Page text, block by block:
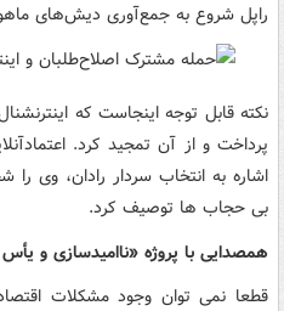
راپل شروع به جمع‌آوری دیش‌های
نکته قابل توجه اینجاست که
پرداخت و از آن تمجید کرد.
اشاره به انتخاب سردار رادان، وی
بی حجاب ها توصیف کرد.
همصدایی با پروژه «ناامیدسازی و یأس
قطعا نمی توان وجود مشکلات